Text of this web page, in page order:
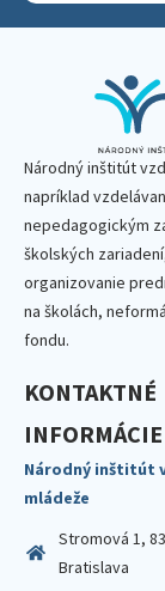
Národný inštitút
napríklad
nepedagogickým
školských
organizovanie
na školách,
fondu.
KONTAKTNÉ
INFORMÁCIE
Národný inštitút
mládeže
Stromová 1,
Bratislava